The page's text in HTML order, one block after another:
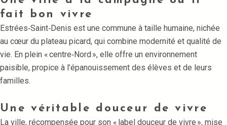
fait bon vivre
Estrées‑Saint‑Denis est une commune à taille humaine, nichée
au cœur du plateau picard, qui combine modernité et qualité de
vie. En plein « centre‑Nord », elle offre un environnement
paisible, propice à l’épanouissement des élèves et de leurs
familles.
Une véritable douceur de vivre
La ville, récompensée pour son « label douceur de vivre », mise